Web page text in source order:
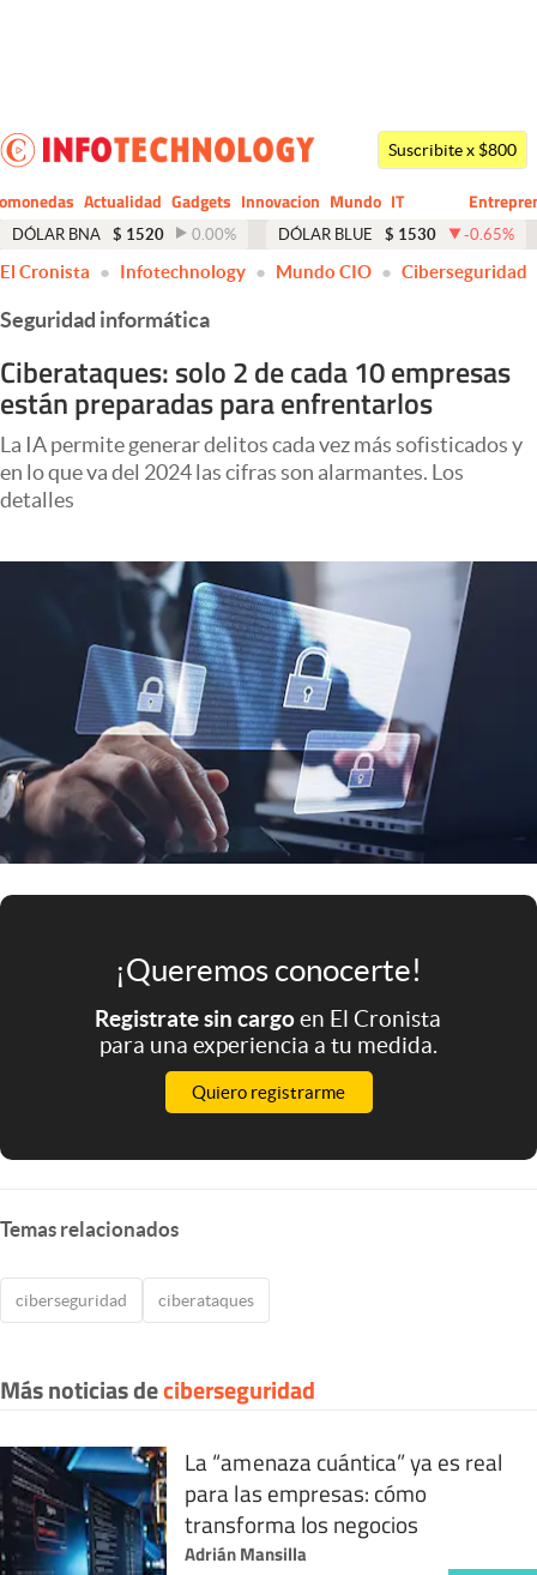
Dólar
Economía y Política
Finanzas y Mercados
Mercados Online
Negocios
Columnistas
Otras secciones
Apertura
Mundial 2026
Eventos Corporativos
El Cronista Studio
Mediakit
abre en nueva pestaña
Suscribite x $800
Actualidad Gadgets Innovacion Mundo
CIO
IT
Business
DÓLAR BNA $ 1520 0.00% DÓLAR BLUE $ 1530 -0.65%
El Cronista Infotechnology Mundo CIO Ciberseguridad
Seguridad informática
Ciberataques: solo 2 de cada 10 empresas
están preparadas para enfrentarlos
La IA permite generar delitos cada vez más sofisticados y
en lo que va del 2024 las cifras son alarmantes. Los
detalles
¡Queremos conocerte!
Registrate sin cargoen El Cronista
para una experiencia a tu medida.
Quiero registrarme
Temas relacionados
ciberseguridad ciberataques
Más noticias deciberseguridad
La “amenaza cuántica” ya es real
para las empresas: cómo
transforma los negocios
Adrián Mansilla